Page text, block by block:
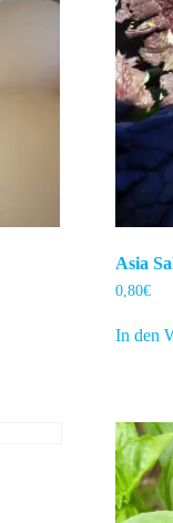
Asia
0,80€
In den